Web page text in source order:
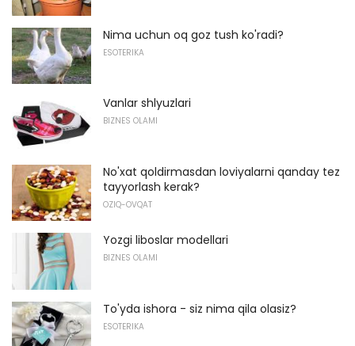
Nima uchun oq goz tush ko'radi?
ESOTERIKA
Vanlar shlyuzlari
BIZNES OLAMI
No'xat qoldirmasdan loviyalarni qanday tez
tayyorlash kerak?
OZIQ-OVQAT
Yozgi liboslar modellari
BIZNES OLAMI
To'yda ishora - siz nima qila olasiz?
ESOTERIKA